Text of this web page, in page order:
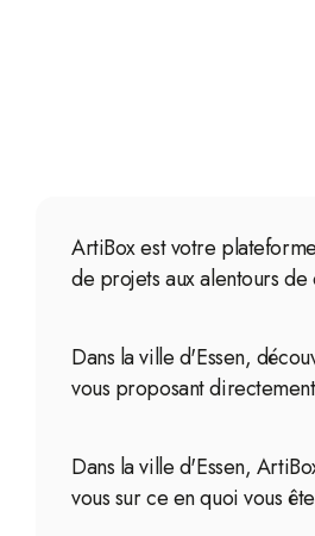
ArtiBox est votre
de projets aux alentours
Dans la ville d'Essen,
vous proposant
Dans la ville d'Essen,
vous sur ce en quoi vous